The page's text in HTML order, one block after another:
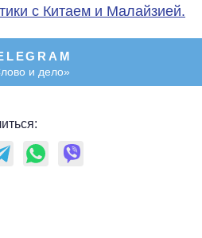
с Китаем и Малайзией.
и дело»